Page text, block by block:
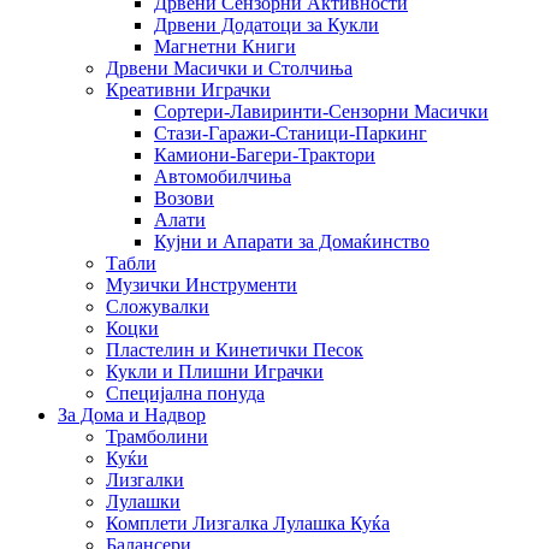
Дрвени Додатоци за Кукли
Магнетни Книги
Дрвени Масички и Столчиња
Креативни Играчки
Сортери-Лавиринти-Сензорни Масички
Стази-Гаражи-Станици-Паркинг
Камиони-Багери-Трактори
Автомобилчиња
Возови
Алати
Кујни и Апарати за Домаќинство
Табли
Музички Инструменти
Сложувалки
Коцки
Пластелин и Кинетички Песок
Кукли и Плишни Играчки
Специјална понуда
За Дома и Надвор
Трамболини
Куќи
Лизгалки
Лулашки
Комплети Лизгалка Лулашка Куќа
Балансери